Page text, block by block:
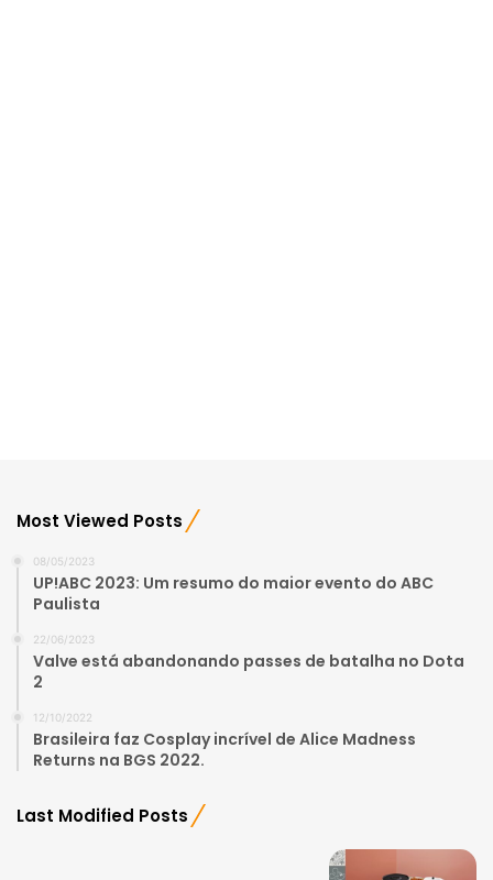
Most Viewed Posts
08/05/2023
UP!ABC 2023: Um resumo do maior evento do ABC
Paulista
22/06/2023
Valve está abandonando passes de batalha no Dota
2
12/10/2022
Brasileira faz Cosplay incrível de Alice Madness
Returns na BGS 2022.
Last Modified Posts